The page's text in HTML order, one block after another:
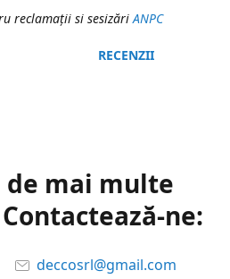
reclamaţii si sesizăriANPC
RECENZII
de mai multe
ne:
deccosrl@gmail.com